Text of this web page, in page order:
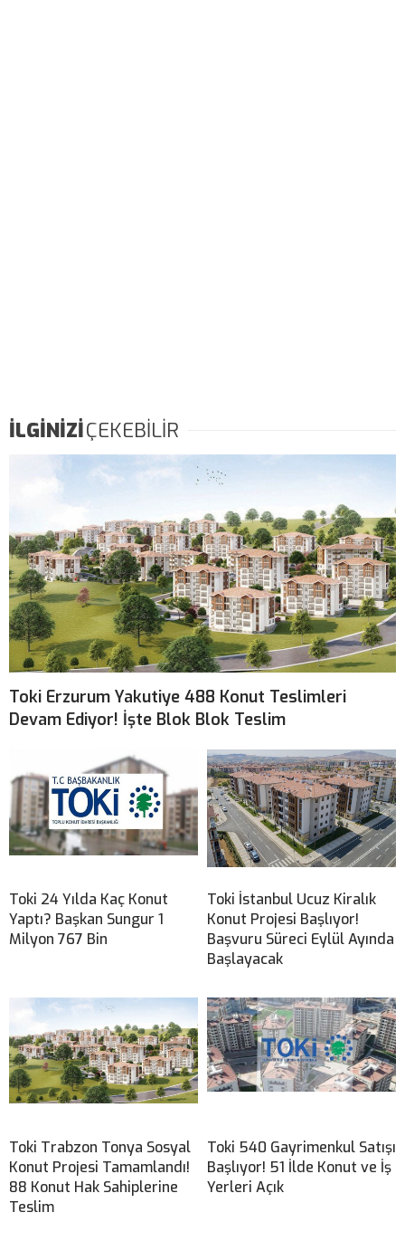
İLGİNİZİÇEKEBİLİR
Toki Erzurum Yakutiye 488 Konut Teslimleri
Devam Ediyor! İşte Blok Blok Teslim
Toki 24 Yılda Kaç Konut
Yaptı? Başkan Sungur 1
Milyon 767 Bin
Toki İstanbul Ucuz Kiralık
Konut Projesi Başlıyor!
Başvuru Süreci Eylül Ayında
Başlayacak
Toki Trabzon Tonya Sosyal
Konut Projesi Tamamlandı!
88 Konut Hak Sahiplerine
Teslim
Toki 540 Gayrimenkul Satışı
Başlıyor! 51 İlde Konut ve İş
Yerleri Açık